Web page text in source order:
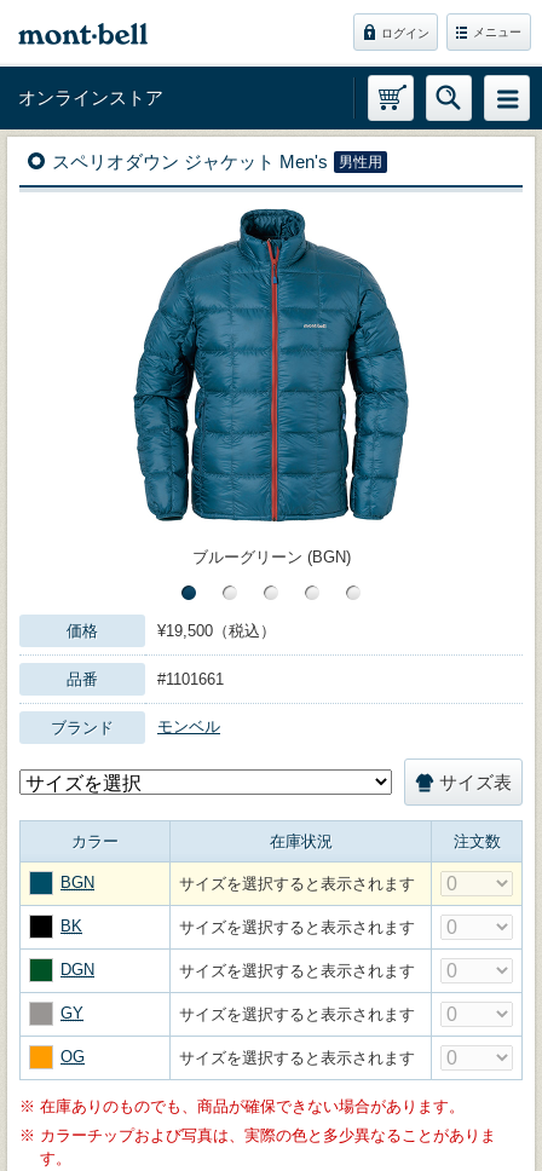
ログイン メニュー
オンラインストア
スペリオダウン ジャケット Men's 男性用
ブルーグリーン (BGN)
価格 ¥19,500（税込）
品番 #1101661
ブランド モンベル
サイズ表
カラー 在庫状況 注文数
BGN サイズを選択すると表示されます
BK サイズを選択すると表示されます
DGN サイズを選択すると表示されます
GY サイズを選択すると表示されます
OG サイズを選択すると表示されます
※ 在庫ありのものでも、商品が確保できない場合があります。
※ カラーチップおよび写真は、実際の色と多少異なることがありま
す。